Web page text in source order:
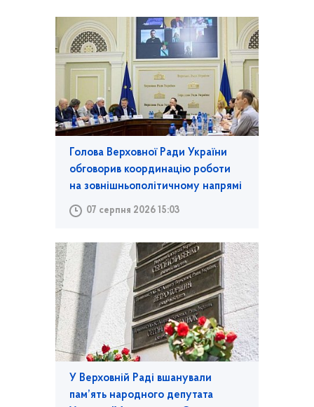
Голова Верховної Ради України
обговорив координацію роботи
на зовнішньополітичному напрямі
07 серпня 2026 15:03
У Верховній Раді вшанували
пам’ять народного депутата